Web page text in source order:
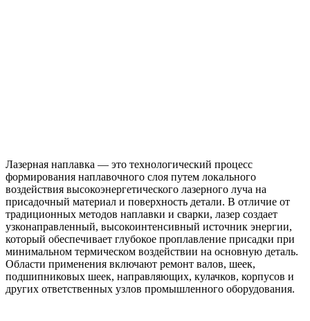
Лазерная наплавка — это технологический процесс
формирования наплавочного слоя путем локального
воздействия высокоэнергетического лазерного луча на
присадочный материал и поверхность детали. В отличие от
традиционных методов наплавки и сварки, лазер создает
узконаправленный, высокоинтенсивный источник энергии,
который обеспечивает глубокое проплавление присадки при
минимальном термическом воздействии на основную деталь.
Области применения включают ремонт валов, шеек,
подшипниковых шеек, направляющих, кулачков, корпусов и
других ответственных узлов промышленного оборудования.